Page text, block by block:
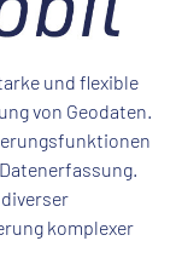
und flexible
von Geodaten.
komplexer